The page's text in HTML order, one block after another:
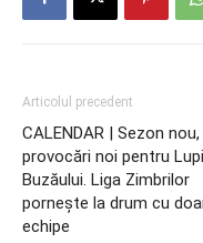
Articolul precedent
CALENDAR | Sezon nou,
provocări noi pentru
Buzăului. Liga Zimbrilor
pornește la drum cu
echipe